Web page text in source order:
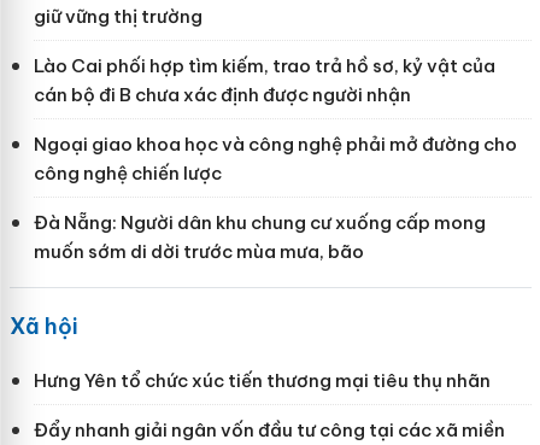
giữ vững thị trường
Lào Cai phối hợp tìm kiếm, trao trả hồ sơ, kỷ vật của
cán bộ đi B chưa xác định được người nhận
Ngoại giao khoa học và công nghệ phải mở đường cho
công nghệ chiến lược
Đà Nẵng: Người dân khu chung cư xuống cấp mong
muốn sớm di dời trước mùa mưa, bão
Xã hội
Hưng Yên tổ chức xúc tiến thương mại tiêu thụ nhãn
Đẩy nhanh giải ngân vốn đầu tư công tại các xã miền